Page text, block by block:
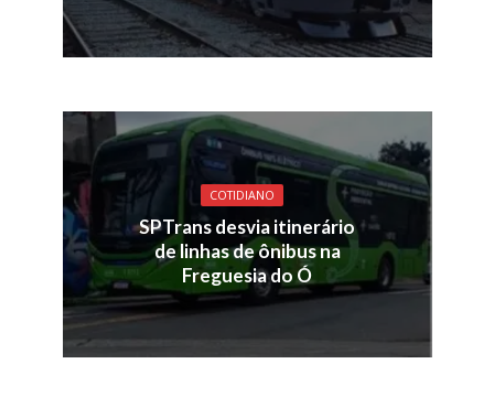
COTIDIANO
SPTrans desvia itinerário
de linhas de ônibus na
Freguesia do Ó